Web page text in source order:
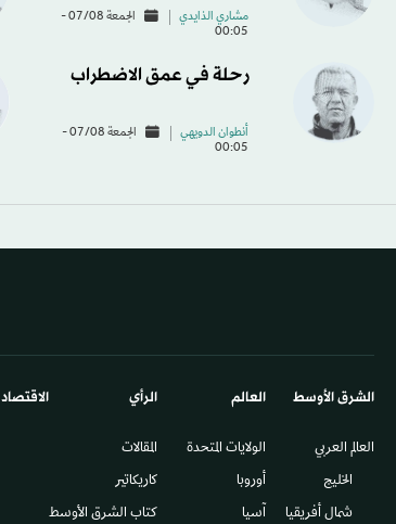
مشاري الذايدي
الجمعة 07/08 -
00:05
رحلة في عمق الاضطراب
أنطوان الدويهي
الجمعة 07/08 -
00:05
الشرق الأوسط​
العالم العربي
الخليج
شمال أفريقيا
العالم
الولايات المتحدة
أوروبا
آسيا
الرأي
المقالات
كاريكاتير
كتاب الشرق الأوسط
الاقتصاد